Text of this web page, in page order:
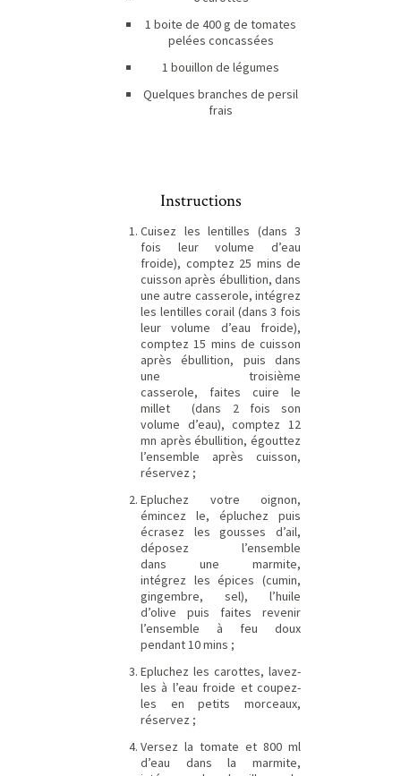
1 boite de 400 g de tomates
pelées concassées
1 bouillon de légumes
Quelques branches de persil
frais
Instructions
Cuisez les lentilles (dans 3
fois leur volume d’eau
froide), comptez 25 mins de
cuisson après ébullition, dans
une autre casserole, intégrez
les lentilles corail (dans 3 fois
leur volume d’eau froide),
comptez 15 mins de cuisson
après ébullition, puis dans
une troisième
casserole, faites cuire le
millet (dans 2 fois son
volume d’eau), comptez 12
mn après ébullition, égouttez
l’ensemble après cuisson,
réservez ;
Epluchez votre oignon,
émincez le, épluchez puis
écrasez les gousses d’ail,
déposez l’ensemble
dans une marmite,
intégrez les épices (cumin,
gingembre, sel), l’huile
d’olive puis faites revenir
l’ensemble à feu doux
pendant 10 mins ;
Epluchez les carottes, lavez-
les à l’eau froide et coupez-
les en petits morceaux,
réservez ;
Versez la tomate et 800 ml
d’eau dans la marmite,